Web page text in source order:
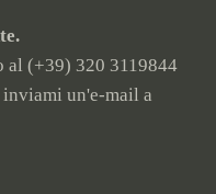
al (+39) 320 3119844
inviami un'e-mail a